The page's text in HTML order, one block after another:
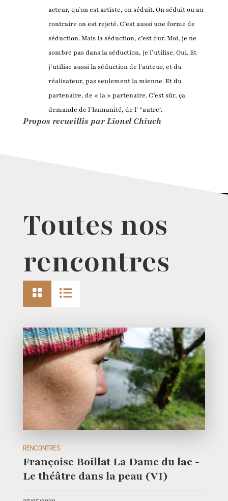
acteur, qu’on est artiste, on séduit. On séduit ou au
contraire on est rejeté. C’est aussi une forme de
séduction. Mais la séduction, c’est dur. Moi, je ne
sombre pas dans la séduction, je l’utilise. Oui. Et
j’utilise aussi la séduction de l’auteur, et du
réalisateur, pas seulement la mienne. Et du
partenaire, de « la » partenaire. C’est sûr, ça
demande de l’humanité, de l’ "autre".
Propos recueillis par Lionel Chiuch
Toutes nos
rencontres
 
RENCONTRES
Françoise Boillat La Dame du lac -
Le théâtre dans la peau (VI)